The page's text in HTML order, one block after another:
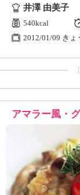
井澤 由美子
540kcal
2012/01/09 き
アマラー風・